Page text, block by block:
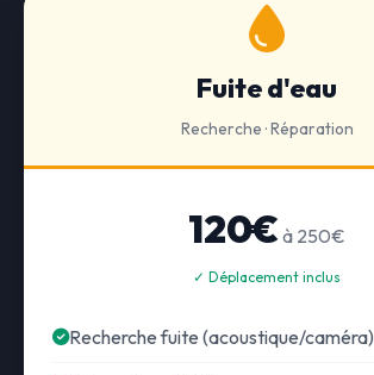
Fuite d'eau
Recherche · Réparation
120€ à 250€
✓ Déplacement inclus
Recherche fuite (acoustique/caméra)